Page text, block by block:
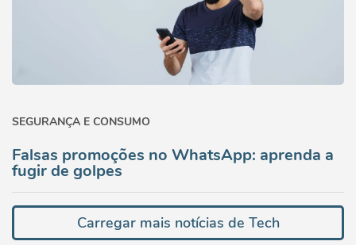
SEGURANÇA E CONSUMO
Falsas promoções no WhatsApp: aprenda a
fugir de golpes
Carregar mais notícias de Tech